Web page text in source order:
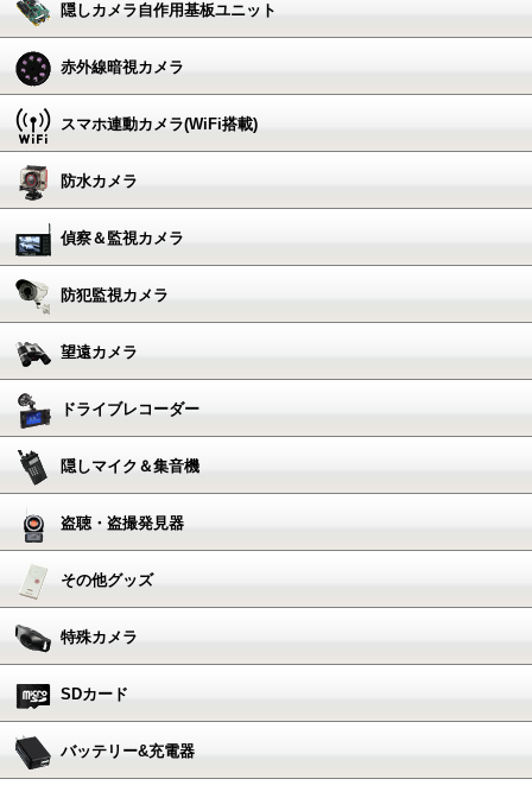
隠しカメラ自作用基板ユニット
赤外線暗視カメラ
スマホ連動カメラ(WiFi搭載)
防水カメラ
偵察＆監視カメラ
防犯監視カメラ
望遠カメラ
ドライブレコーダー
隠しマイク＆集音機
盗聴・盗撮発見器
その他グッズ
特殊カメラ
SDカード
バッテリー&充電器